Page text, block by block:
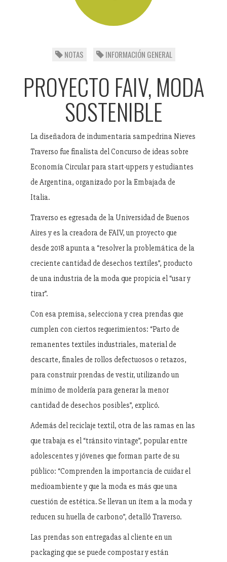
NOTAS INFORMACIÓN GENERAL
PROYECTO FAIV, MODA
SOSTENIBLE
La diseñadora de indumentaria sampedrina Nieves
Traverso fue finalista del Concurso de ideas sobre
Economía Circular para start-uppers y estudiantes
de Argentina, organizado por la Embajada de
Italia.
Traverso es egresada de la Universidad de Buenos
Aires y es la creadora de FAIV, un proyecto que
desde 2018 apunta a “resolver la problemática de la
creciente cantidad de desechos textiles”, producto
de una industria de la moda que propicia el “usar y
tirar”.
Con esa premisa, selecciona y crea prendas que
cumplen con ciertos requerimientos: “Parto de
remanentes textiles industriales, material de
descarte, finales de rollos defectuosos o retazos,
para construir prendas de vestir, utilizando un
mínimo de moldería para generar la menor
cantidad de desechos posibles”, explicó.
Además del reciclaje textil, otra de las ramas en las
que trabaja es el “tránsito vintage”, popular entre
adolescentes y jóvenes que forman parte de su
público: “Comprenden la importancia de cuidar el
medioambiente y que la moda es más que una
cuestión de estética. Se llevan un ítem a la moda y
reducen su huella de carbono”, detalló Traverso.
Las prendas son entregadas al cliente en un
packaging que se puede compostar y están